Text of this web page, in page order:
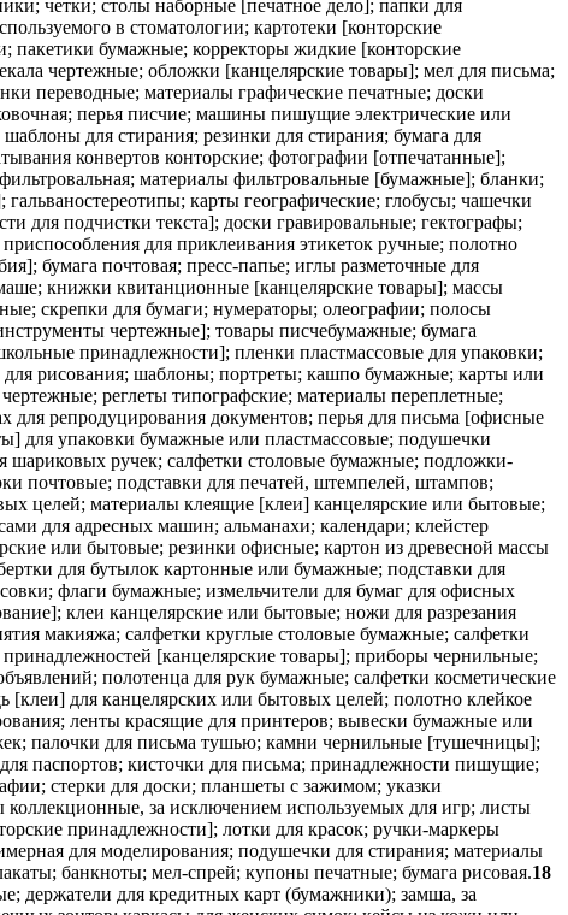
четки; столы наборные [печатное дело]; папки для
в стоматологии; картотеки [конторские
бумажные; корректоры жидкие [конторские
чертежные; обложки [канцелярские товары]; мел для письма;
переводные; материалы графические печатные; доски
перья писчие; машины пишущие электрические или
для стирания; резинки для стирания; бумага для
конвертов конторские; фотографии [отпечатанные];
материалы фильтровальные [бумажные]; бланки;
карты географические; глобусы; чашечки
для подчистки текста]; доски гравировальные; гектографы;
для приклеивания этикеток ручные; полотно
бумага почтовая; пресс-папье; иглы разметочные для
книжки квитанционные [канцелярские товары]; массы
скрепки для бумаги; нумераторы; олеографии; полосы
чертежные]; товары писчебумажные; бумага
принадлежности]; пленки пластмассовые для упаковки;
для рисования; шаблоны; портреты; кашпо бумажные; карты или
реглеты типографские; материалы переплетные;
для репродуцирования документов; перья для письма [офисные
для упаковки бумажные или пластмассовые; подушечки
шариковых ручек; салфетки столовые бумажные; подложки-
почтовые; подставки для печатей, штемпелей, штампов;
целей; материалы клеящие [клеи] канцелярские или бытовые;
для адресных машин; альманахи; календари; клейстер
или бытовые; резинки офисные; картон из древесной массы
для бутылок картонные или бумажные; подставки для
флаги бумажные; измельчители для бумаг для офисных
клеи канцелярские или бытовые; ножи для разрезания
макияжа; салфетки круглые столовые бумажные; салфетки
[канцелярские товары]; приборы чернильные;
полотенца для рук бумажные; салфетки косметические
[клеи] для канцелярских или бытовых целей; полотно клейкое
ленты красящие для принтеров; вывески бумажные или
палочки для письма тушью; камни чернильные [тушечницы];
паспортов; кисточки для письма; принадлежности пишущие;
стерки для доски; планшеты с зажимом; указки
за исключением используемых для игр; листы
принадлежности]; лотки для красок; ручки-маркеры
для моделирования; подушечки для стирания; материалы
банкноты; мел-спрей; купоны печатные; бумага рисовая.18
держатели для кредитных карт (бумажники); замша, за